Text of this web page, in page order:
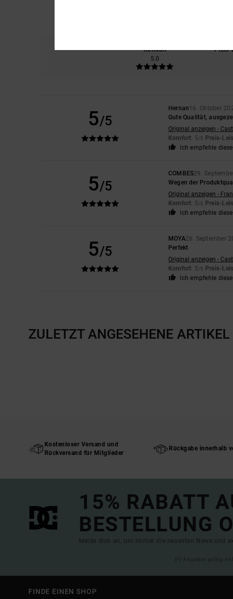
Komfort
5.0
Preis-
5/5
Hernan16. Oktober
Gute Qualität,
Original anzeigen -
Komfort: 5/5 Preis-
Ich empfehle
5/5
COMBES29.
Wegen der
Original anzeigen -
Komfort: 5/5 Preis-
Ich empfehle
5/5
MOYA26. September
Perfekt
Original anzeigen -
Komfort: 5/5 Preis-
Ich empfehle
ZULETZT ANGESEHENE ARTIKEL
Kostenloser Versand und
Rückversand für Mitglieder
Rückgabe innerhalb
15% RABATT
BESTELLUNG
Melde dich an, um immer die neuesten News und
(*) Angebot gültig
FINDE EINEN SHOP